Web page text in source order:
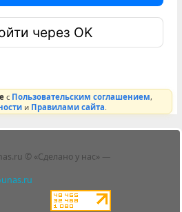
через OK
с Пользовательским соглашением,
и Правилами сайта
© «Сделано у нас» —